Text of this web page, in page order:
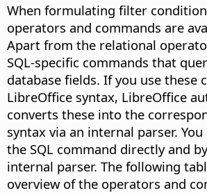
When formulating filter
operators and commands are
Apart from the relational
SQL-specific commands that
database fields. If you use these
LibreOffice syntax, LibreOffice
converts these into the
syntax via an internal parser.
the SQL command directly and
internal parser. The following
overview of the operators and